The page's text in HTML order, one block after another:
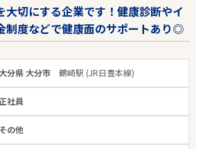
大切にする企業です！健康診断やイ
制度などで健康面のサポートあり◎
大分県 大分市 鶴崎駅 (JR日豊本線)
社員
その他